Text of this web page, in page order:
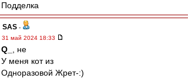
Подделка
SAS -
31 май 2024 18:33
Q_
, не
У меня кот из
Одноразовой Жрет-:)